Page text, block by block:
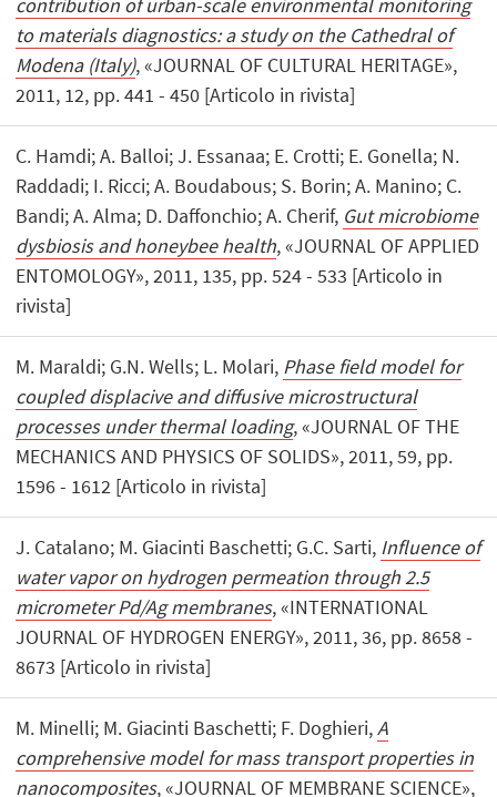
to materials diagnostics: a study on the Cathedral of
Modena (Italy), «JOURNAL OF CULTURAL HERITAGE»,
2011, 12, pp. 441 - 450 [Articolo in rivista]
C. Hamdi; A. Balloi; J. Essanaa; E. Crotti; E. Gonella; N.
Raddadi; I. Ricci; A. Boudabous; S. Borin; A. Manino; C.
Bandi; A. Alma; D. Daffonchio; A. Cherif, Gut microbiome
dysbiosis and honeybee health, «JOURNAL OF APPLIED
ENTOMOLOGY», 2011, 135, pp. 524 - 533 [Articolo in
rivista]
M. Maraldi; G.N. Wells; L. Molari, Phase field model for
coupled displacive and diffusive microstructural
processes under thermal loading, «JOURNAL OF THE
MECHANICS AND PHYSICS OF SOLIDS», 2011, 59, pp.
1596 - 1612 [Articolo in rivista]
J. Catalano; M. Giacinti Baschetti; G.C. Sarti, Influence of
water vapor on hydrogen permeation through 2.5
micrometer Pd/Ag membranes, «INTERNATIONAL
JOURNAL OF HYDROGEN ENERGY», 2011, 36, pp. 8658 -
8673 [Articolo in rivista]
M. Minelli; M. Giacinti Baschetti; F. Doghieri,A
comprehensive model for mass transport properties in
nanocomposites, «JOURNAL OF MEMBRANE SCIENCE»,